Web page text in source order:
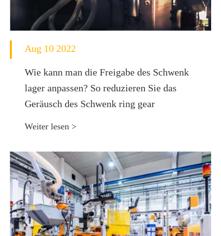
Aug 10 2022
Wie kann man die Freigabe des Schwenk
lager anpassen? So reduzieren Sie das
Geräusch des Schwenk ring gear
Weiter lesen >